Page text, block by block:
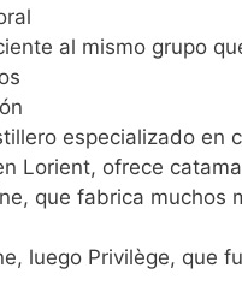
al mismo grupo
especializado en
Lorient, ofrece
que fabrica muchos
luego Privilège, que